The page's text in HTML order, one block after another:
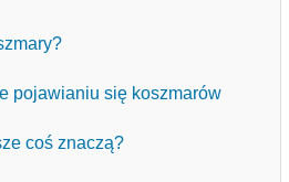
pojawianiu się koszmarów
coś znaczą?